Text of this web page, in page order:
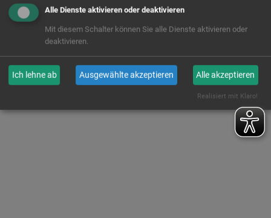
Alle Dienste aktivieren oder deaktivieren
Mit diesem Schalter können Sie alle Dienste aktivieren oder
deaktivieren.
Ich lehne ab Ausgewählte akzeptieren Alle akzeptieren
Realisiert mit Klaro!